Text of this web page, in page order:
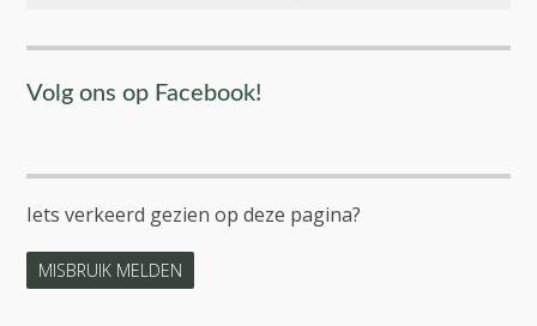
Volg ons op Facebook!
Iets verkeerd gezien op deze pagina?
MISBRUIK MELDEN